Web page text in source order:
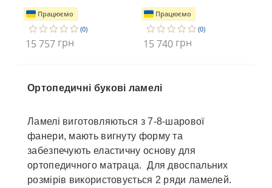
Працюємо
(0)
15 757 грн
Працюємо
(0)
15 740 грн
Ортопедичні букові ламелі
Ламелі виготовляються з 7-8-шарової
фанери, мають вигнуту форму та
забезпечують еластичну основу для
ортопедичного матраца. Для двоспальних
розмірів використовується 2 ряди ламелей.